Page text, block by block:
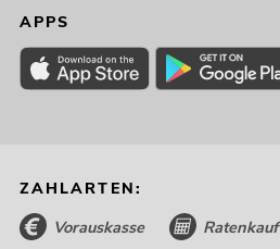
APPS
ZAHLARTEN:
Vorauskasse Ratenkauf